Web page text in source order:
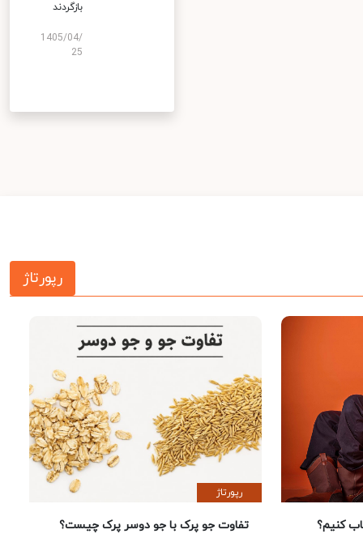
بازگردند
1405/04/
25
رپورتاژ
کنیم؟
رپورتاژ
تفاوت جو پرک با جو دوسر پرک چیست؟